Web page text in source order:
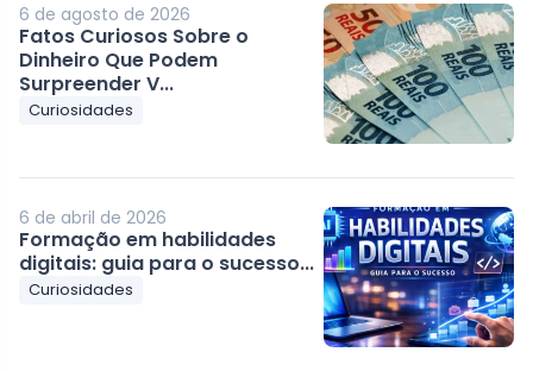
6 de agosto de 2026
Fatos Curiosos Sobre o
Dinheiro Que Podem
Surpreender V...
Curiosidades
6 de abril de 2026
Formação em habilidades
digitais: guia para o sucesso...
Curiosidades